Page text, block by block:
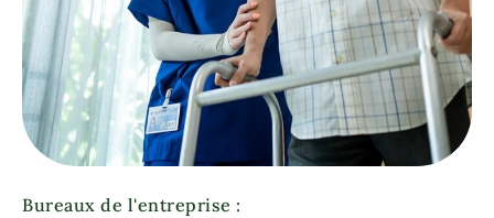
Bureaux de l'entreprise :